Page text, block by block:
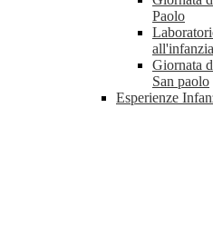
Paolo
Giornata
San paolo
Esperienze